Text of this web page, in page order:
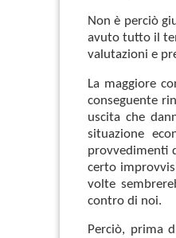
Non è perciò
avuto tutto il
valutazioni e
La maggiore
conseguente
uscita che
situazione
provvedimenti
certo
volte
contro di noi.
Perciò, prima